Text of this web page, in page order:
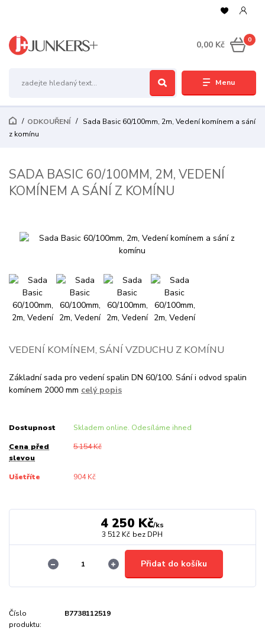
Menu
0
0,00 Kč
ODKOUŘENÍ
Sada Basic 60/100mm, 2m, Vedení komínem a sání
z komínu
SADA BASIC 60/100MM, 2M, VEDENÍ
KOMÍNEM A SÁNÍ Z KOMÍNU
VEDENÍ KOMÍNEM, SÁNÍ VZDUCHU Z KOMÍNU
Základní sada pro vedení spalin DN 60/100. Sání i odvod spalin
komínem 2000 mm celý popis
Dostupnost Skladem online. Odesíláme ihned
Cena před
slevou
5 154 Kč
Ušetříte 904 Kč
4 250 Kč/ks
3 512 Kč bez DPH
Přidat do košíku
Číslo
produktu:
B7738112519